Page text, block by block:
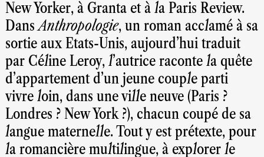
New Yorker, à Granta et à la Paris Review.
DansAnthropologie, un roman acclamé à sa
sortie aux Etats-Unis, aujourd’hui traduit
par Céline Leroy, l’autrice raconte la quête
d’appartement d’un jeune couple parti
vivre loin, dans une ville neuve (Paris ?
Londres ? New York ?), chacun coupé de sa
langue maternelle. Tout y est prétexte, pour
la romancière multilingue, à explorer le